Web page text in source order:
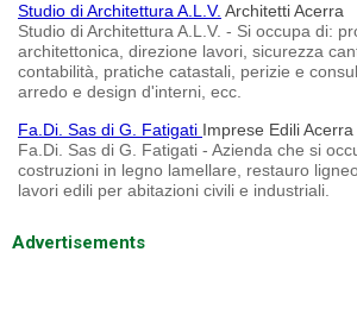
Studio di Architettura A.L.V. Architetti Acerra
Studio di Architettura A.L.V. - Si occupa di:
architettonica, direzione lavori, sicurezza
contabilità, pratiche catastali, perizie e
arredo e design d'interni, ecc.
Fa.Di. Sas di G. Fatigati Imprese Edili Acerra
Fa.Di. Sas di G. Fatigati - Azienda che si
costruzioni in legno lamellare, restauro
lavori edili per abitazioni civili e industriali.
Advertisements